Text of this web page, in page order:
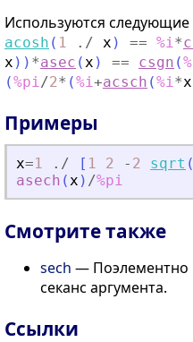
Используются следующие
acosh ( 1 ./ x ) == %i*
x ) ) *asec (x ) == csgn (
(%pi/2* (%i+acsch (%i*x
Примеры
x=1 ./ [ 1 2 - 2 sqrt (
asech (x ) /%pi
Смотрите также
sech — Поэлементно
секанс аргумента.
Сcылки